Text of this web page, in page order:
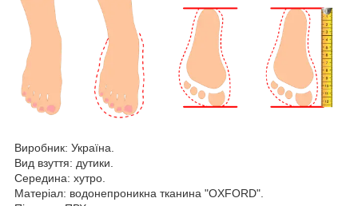
Виробник: Україна.
Вид взуття: дутики.
Середина: хутро.
Матеріал: водонепроникна тканина "OXFORD".